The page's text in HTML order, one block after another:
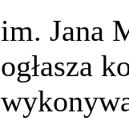
im. Jana
ogłasza